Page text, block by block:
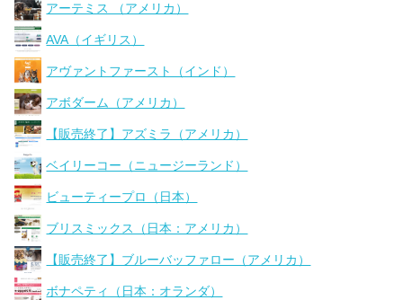
アーテミス （アメリカ）
AVA（イギリス）
アヴァントファースト（インド）
アボダーム（アメリカ）
【販売終了】アズミラ（アメリカ）
ベイリーコー（ニュージーランド）
ビューティープロ（日本）
ブリスミックス（日本：アメリカ）
【販売終了】ブルーバッファロー（アメリカ）
ボナペティ（日本：オランダ）